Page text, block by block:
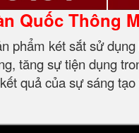
Quốc Thông
phẩm két sắt sử
tăng sự tiện dụng
quả của sự sáng